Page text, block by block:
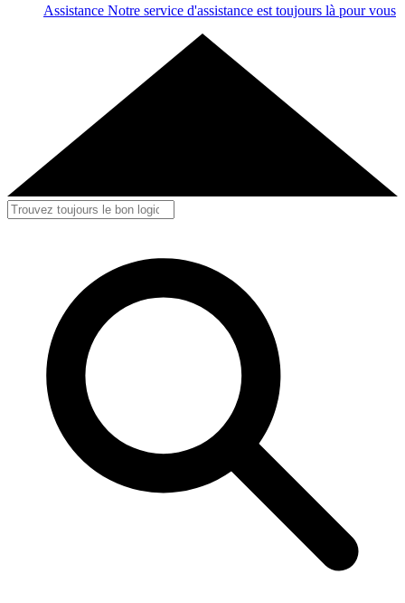
Assistance Notre service d'assistance est toujours là pour vous